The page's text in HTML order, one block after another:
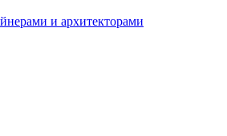
и архитекторами